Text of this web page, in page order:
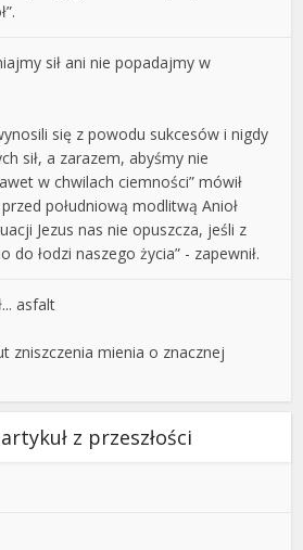
sił ani nie popadajmy w
się z powodu sukcesów i nigdy
sił, a zarazem, abyśmy nie
w chwilach ciemności” mówił
południową modlitwą Anioł
Jezus nas nie opuszcza, jeśli z
do łodzi naszego życia” - zapewnił.
asfalt
zniszczenia mienia o znacznej
z przeszłości